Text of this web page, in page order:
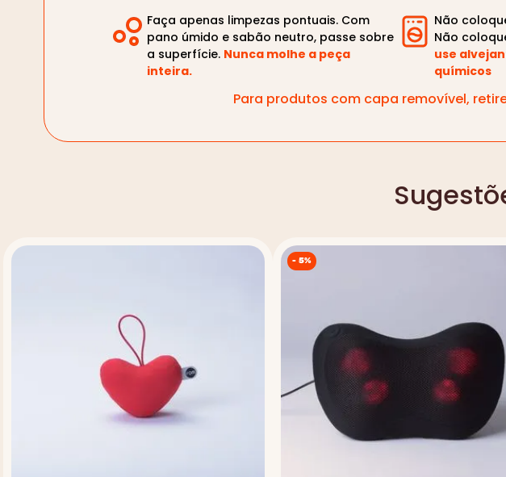
Faça apenas limpezas pontuais. Com
pano úmido e sabão neutro, passe sobre
a superfície. Nunca molhe a peça
inteira.
Não
Não
use
químicos
Para produtos com capa removível,
- 5%